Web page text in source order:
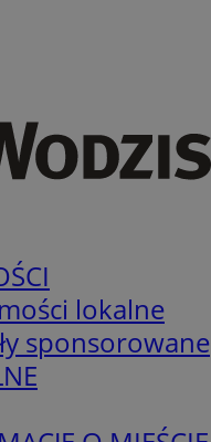
lokalne
sponsorowane